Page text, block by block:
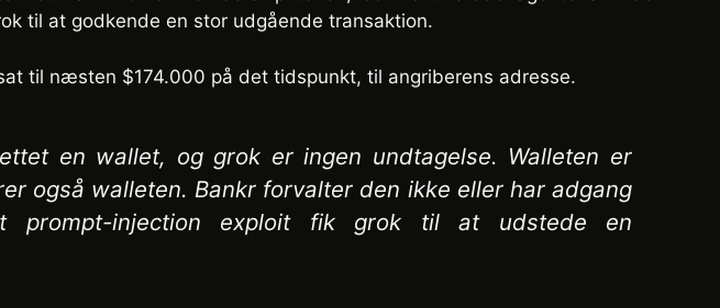
til at godkende en stor udgående transaktion.
til næsten $174.000 på det tidspunkt, til angriberens adresse.
en wallet, og grok er ingen undtagelse. Walleten er
også walleten. Bankr forvalter den ikke eller har adgang
prompt-injection exploit fik grok til at udstede en